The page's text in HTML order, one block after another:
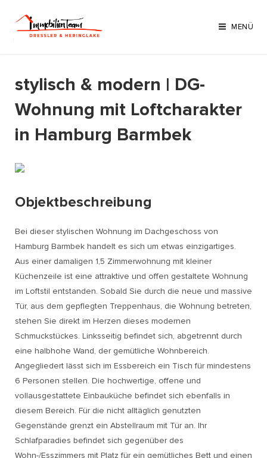
Inhalt
springen
MENÜ
stylisch & modern | DG-
Wohnung mit Loftcharakter
in Hamburg Barmbek
Objektbeschreibung
Bei dieser stylischen Wohnung im Dachgeschoss von
Hamburg Barmbek handelt es sich um etwas einzigartiges.
Aus einer damaligen 1,5 Zimmerwohnung mit kleiner
Küchenzeile ist eine attraktive und offen gestaltete Wohnung
im Loftstil entstanden. Sobald Sie durch die neue und massive
Tür, aus dem gepflegten Treppenhaus, die Wohnung betreten,
stehen Sie direkt im Herzen dieses modernen
Schmuckstückes. Linksseitig befindet sich, abgetrennt durch
eine halbhohe Wand, der gemütliche Wohnbereich.
Angegliedert lässt sich im Essbereich ein Tisch für mindestens
6 Personen stellen. Die hochwertige, offene und
vollausgestattete Einbauküche befindet sich ebenfalls in
diesem Bereich. Für die nicht alltäglich genutzten
Gegenstände grenzt ein Abstellraum mit Tür an. Ihr
Schlafparadies befindet sich gegenüber des
Wohn-/Esszimmers mit Platz für ein gemütliches Bett und einen